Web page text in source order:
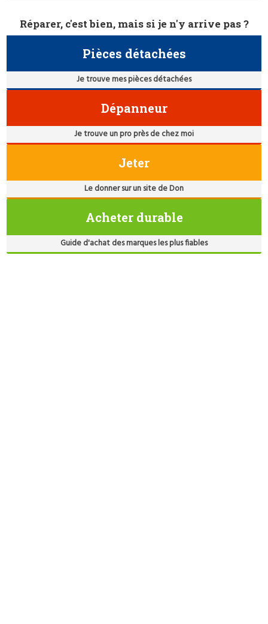
Réparer, c'est bien, mais si je n'y arrive pas ?
Pièces détachées
Je trouve mes pièces détachées
Dépanneur
Je trouve un pro près de chez moi
Jeter
Le donner sur un site de Don
Acheter durable
Guide d'achat des marques les plus fiables